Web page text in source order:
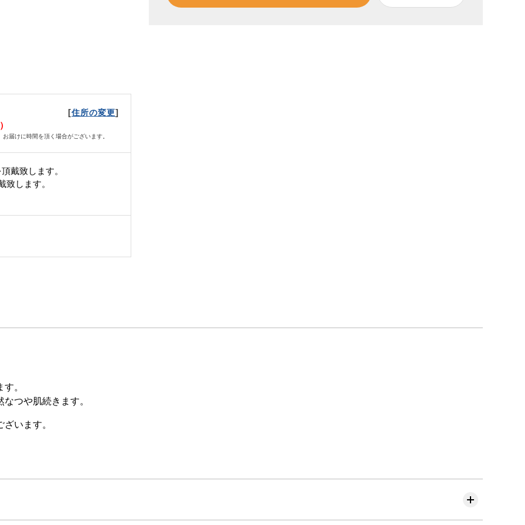
[住所の変更]
届けに時間を頂く場合がございます。
戴致します。
致します。
。
つや肌続きます。
います。